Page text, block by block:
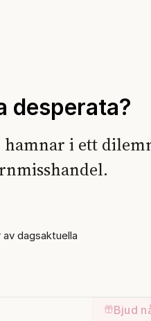
desperata?
i ett
dagsaktuella
Bjud